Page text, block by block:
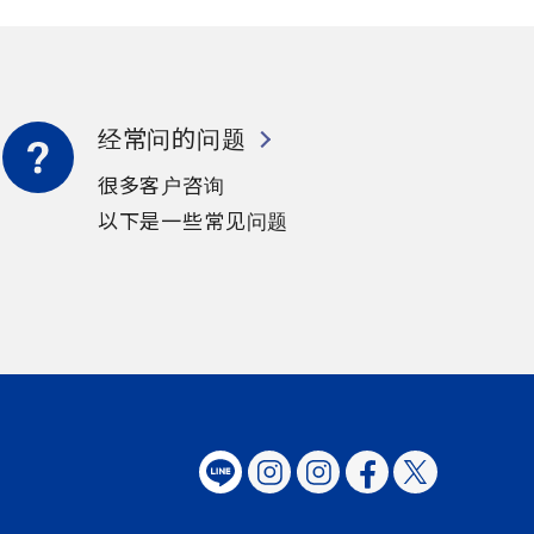
经常问的问题
很多客户咨询
以下是一些常见问题